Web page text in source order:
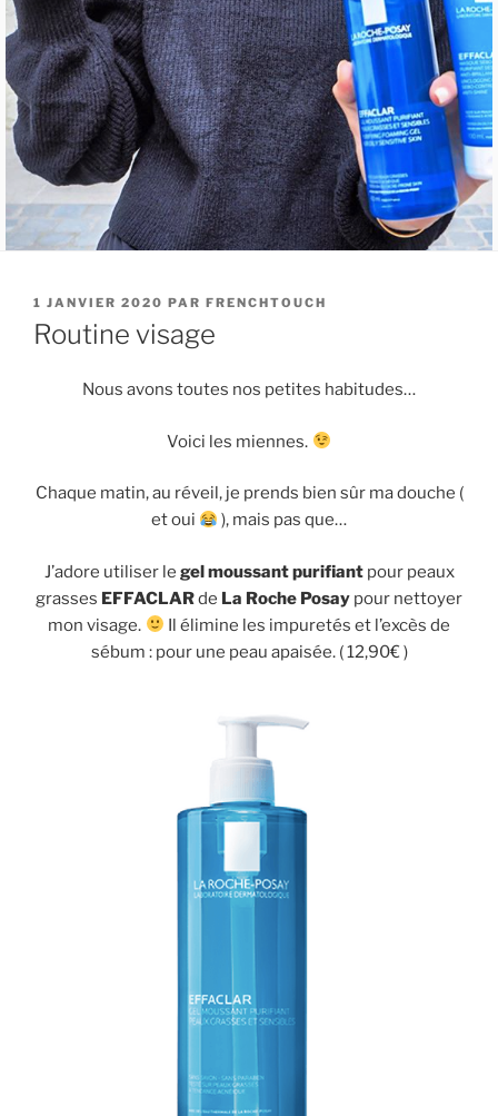
PUBLIÉ
LE
1 JANVIER 2020 PAR FRENCHTOUCH
Routine visage
Nous avons toutes nos petites habitudes…
Voici les miennes.
Chaque matin, au réveil, je prends bien sûr ma douche (
et oui
), mais pas que…
J’adore utiliser le gel moussant purifiantpour peaux
grasses EFFACLARde La Roche Posay pour nettoyer
mon visage.
Il élimine les impuretés et l’excès de
sébum : pour une peau apaisée. ( 12,90€ )